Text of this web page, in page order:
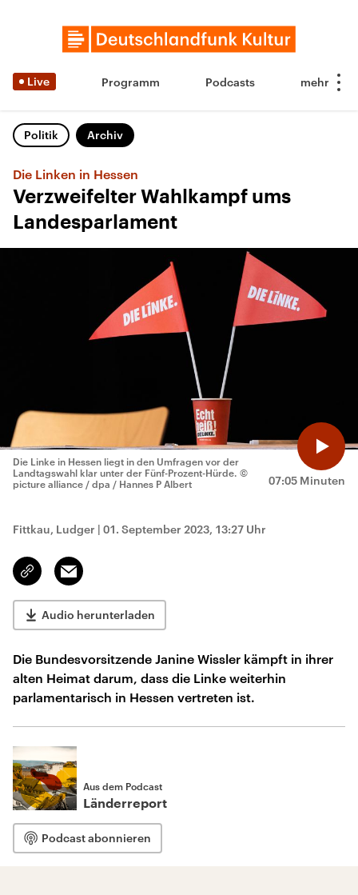
Live Programm Podcasts
Politik Archiv
Die Linken in Hessen
Verzweifelter Wahlkampf ums
Landesparlament
07:05 Minuten
Die Linke in Hessen liegt in den Umfragen vor der
Landtagswahl klar unter der Fünf-Prozent-Hürde. ©
picture alliance / dpa / Hannes P Albert
Fittkau, Ludger | 01. September 2023, 13:27 Uhr
Link
kopieren/teilen
Email
Audio herunterladen
Die Bundesvorsitzende Janine Wissler kämpft in ihrer
alten Heimat darum, dass die Linke weiterhin
parlamentarisch in Hessen vertreten ist.
Aus dem Podcast
Länderreport
Podcast abonnieren